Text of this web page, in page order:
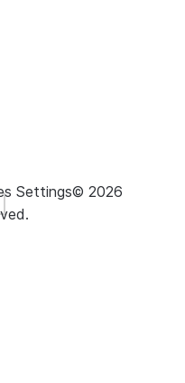
less
less
Settings© 2026
.